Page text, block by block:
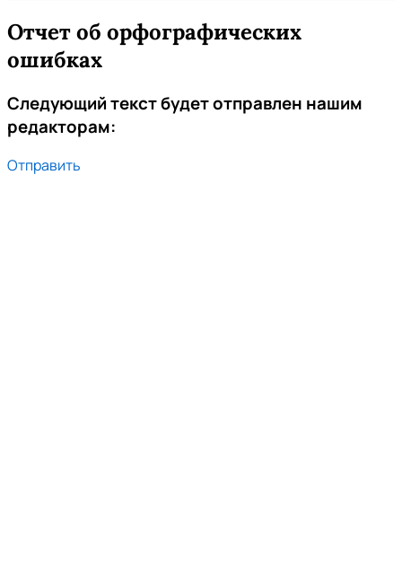
Отчет об орфографических
ошибках
Следующий текст будет отправлен нашим
редакторам:
Отправить